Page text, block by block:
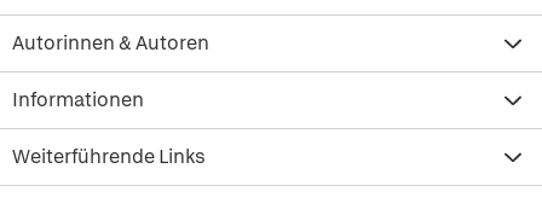
Autorinnen & Autoren
Informationen
Weiterführende Links